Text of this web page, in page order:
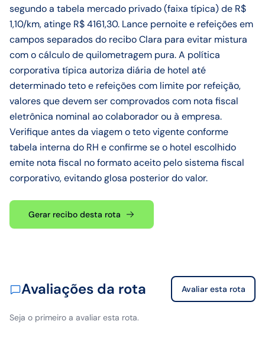
segundo a tabela mercado privado (faixa típica) de R$
1,10/km, atinge R$ 4161,30. Lance pernoite e refeições em
campos separados do recibo Clara para evitar mistura
com o cálculo de quilometragem pura. A política
corporativa típica autoriza diária de hotel até
determinado teto e refeições com limite por refeição,
valores que devem ser comprovados com nota fiscal
eletrônica nominal ao colaborador ou à empresa.
Verifique antes da viagem o teto vigente conforme
tabela interna do RH e confirme se o hotel escolhido
emite nota fiscal no formato aceito pelo sistema fiscal
corporativo, evitando glosa posterior do valor.
Gerar recibo desta rota
Avaliações da rota Avaliar esta rota
Seja o primeiro a avaliar esta rota.